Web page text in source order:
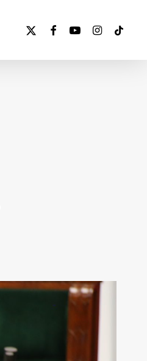
x-
facebookyoutubeinstagram
tiktok